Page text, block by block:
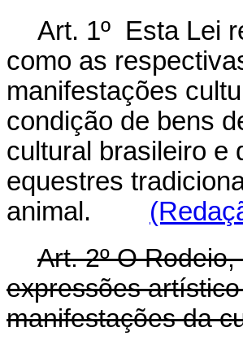
Art. 1º Esta Lei
como as
manifestações
condição de bens
cultural brasileiro e
equestres
animal.
Art. 2º O
expressões
manifestações da